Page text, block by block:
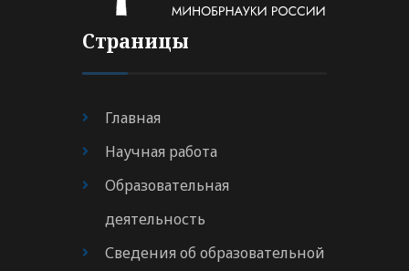
Страницы
Главная
Научная работа
Образовательная
деятельность
Сведения об образовательной